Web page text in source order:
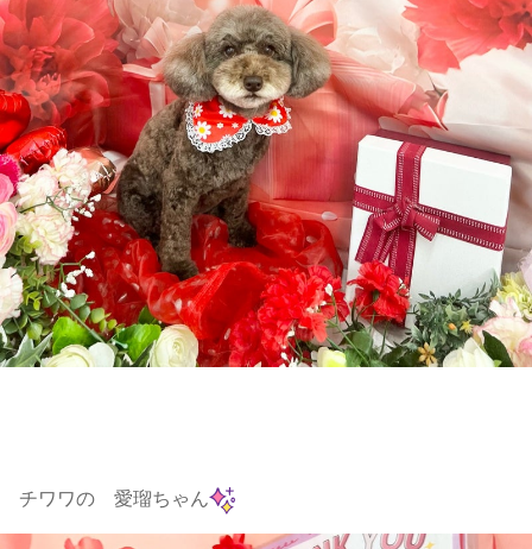
チワワの 愛瑠ちゃん